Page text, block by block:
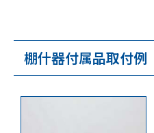
棚什器付属品取付例